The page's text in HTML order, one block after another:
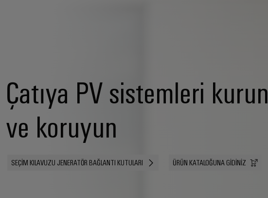
Çatıya PV sistemleri kurun
ve koruyun
SEÇIM KILAVUZU JENERATÖR BAĞLANTI KUTULARI ÜRÜN KATALOĞUNA GIDINIZ